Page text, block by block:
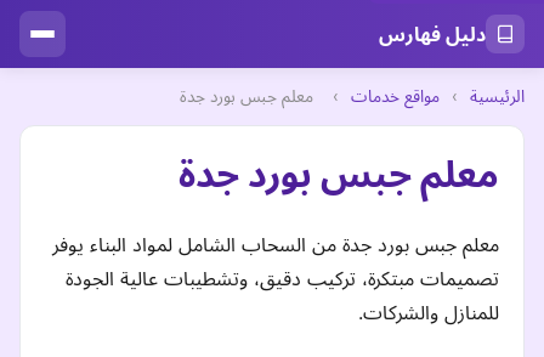
دليل فهارس
الرئيسية › مواقع خدمات › معلم جبس بورد جدة
معلم جبس بورد جدة
معلم جبس بورد جدة من السحاب الشامل لمواد البناء يوفر
تصميمات مبتكرة، تركيب دقيق، وتشطيبات عالية الجودة
للمنازل والشركات.